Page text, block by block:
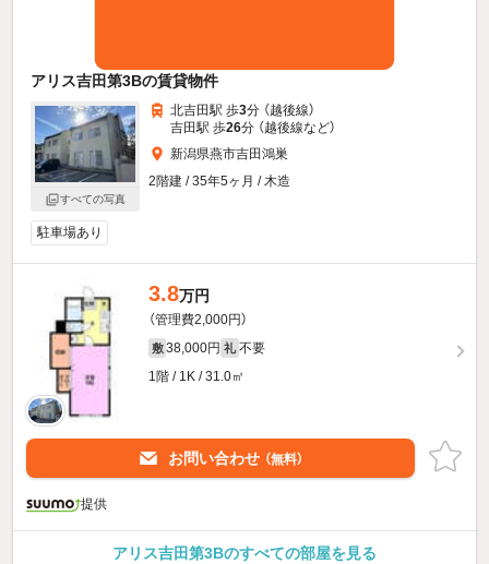
アリス吉田第3Bの賃貸物件
すべての写真
北吉田駅 歩3分 （越後線）
吉田駅 歩26分 （越後線など）
新潟県燕市吉田鴻巣
2階建 / 35年5ヶ月 / 木造
駐車場あり
3.8万円
（管理費2,000円）
敷 38,000円 礼 不要
1階 / 1K / 31.0㎡
お問い合わせ （無料）
提供
アリス吉田第3Bのすべての部屋を見る